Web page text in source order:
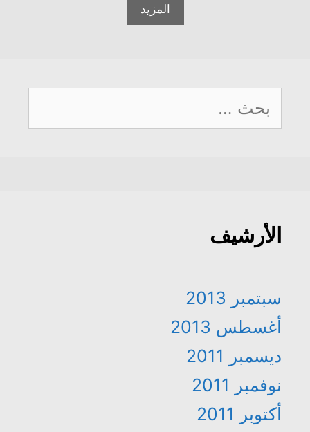
المزيد
البحث
عن:
الأرشيف
سبتمبر 2013
أغسطس 2013
ديسمبر 2011
نوفمبر 2011
أكتوبر 2011